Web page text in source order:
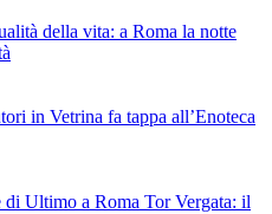
della vita: a Roma la notte
in Vetrina fa tappa all’Enoteca
Ultimo a Roma Tor Vergata: il